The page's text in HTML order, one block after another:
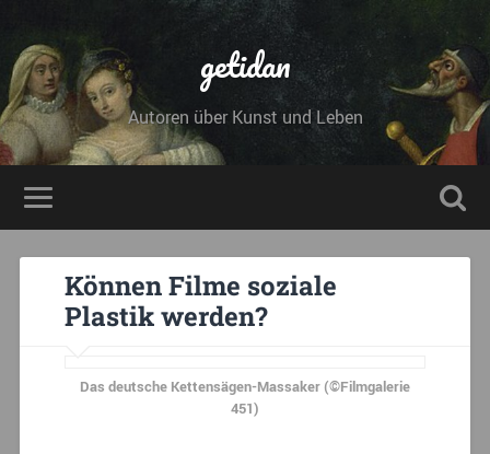
getidan
Autoren über Kunst und Leben
Können Filme soziale
Plastik werden?
Das deutsche Kettensägen-Massaker (©Filmgalerie
451)